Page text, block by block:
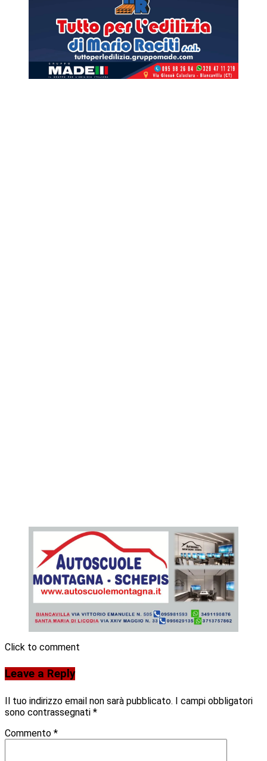
Click to comment
Leave a Reply
Il tuo indirizzo email non sarà pubblicato.
I campi obbligatori
sono contrassegnati *
Commento *